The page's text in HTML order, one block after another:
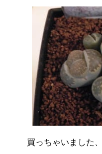
買っちゃいました